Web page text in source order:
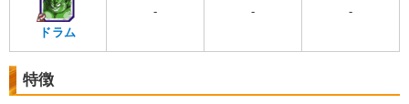
ドラム
- - -
特徴